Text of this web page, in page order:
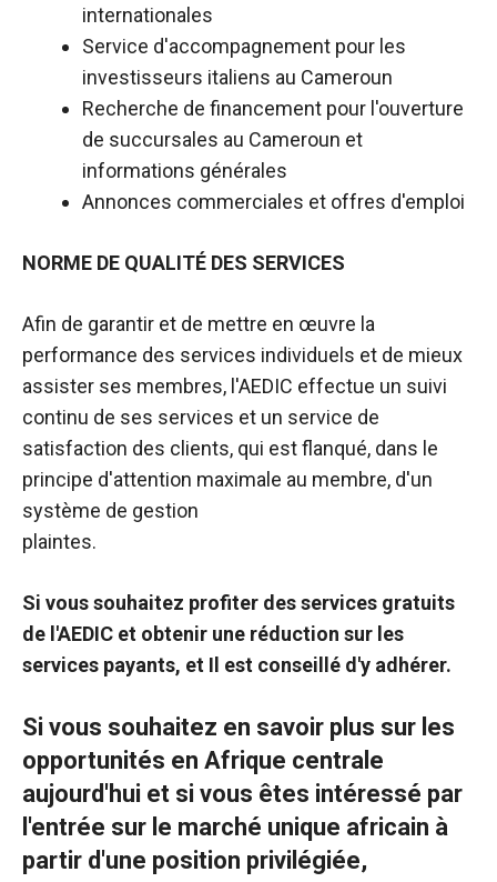
internationales
Service d'accompagnement pour les
investisseurs italiens au Cameroun
Recherche de financement pour l'ouverture
de succursales au Cameroun et
informations générales
Annonces commerciales et offres d'emploi
NORME DE QUALITÉ DES SERVICES
Afin de garantir et de mettre en œuvre la
performance des services individuels et de mieux
assister ses membres, l'AEDIC effectue un suivi
continu de ses services et un service de
satisfaction des clients, qui est flanqué, dans le
principe d'attention maximale au membre, d'un
système de gestion
plaintes.
Si vous souhaitez profiter des services gratuits
de l'AEDIC et obtenir une réduction sur les
services payants, et Il est conseillé d'y adhérer.
Si vous souhaitez en savoir plus sur les
opportunités en Afrique centrale
aujourd'hui et si vous êtes intéressé par
l'entrée sur le marché unique africain à
partir d'une position privilégiée,